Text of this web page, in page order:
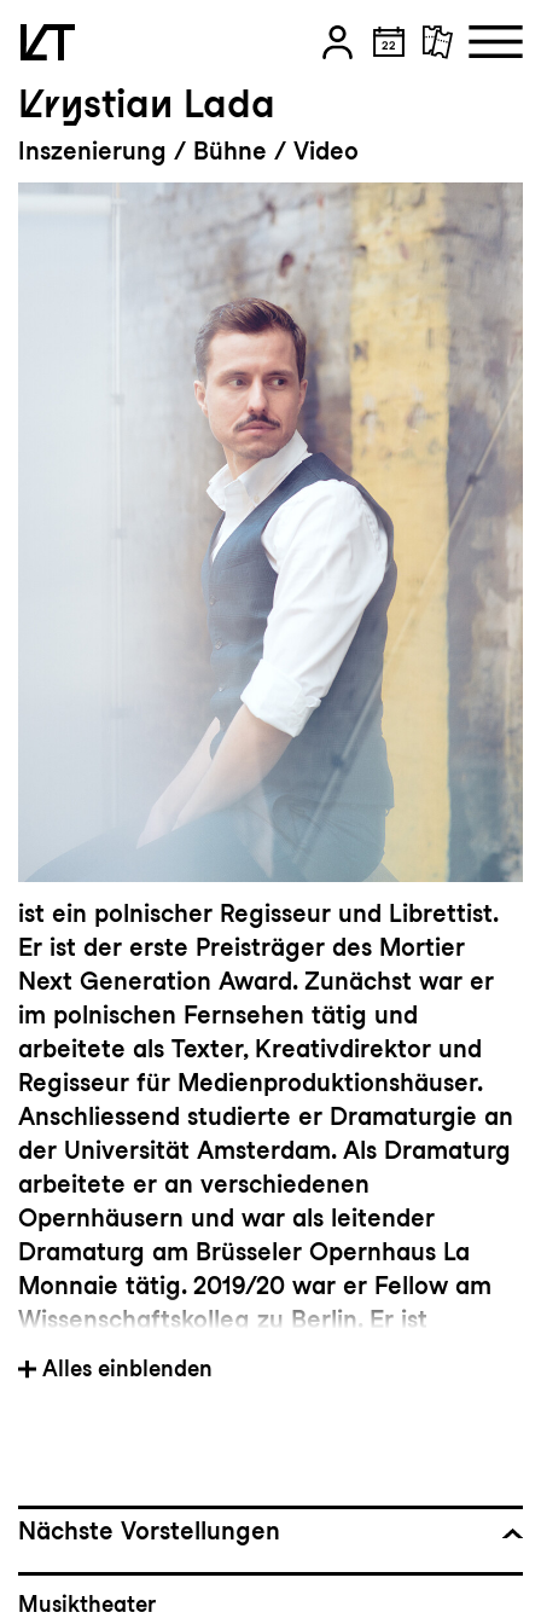
Zum Hauptinhalt springen
Zum Footer springen
Krystian Lada
Inszenierung / Bühne / Video
ist ein polnischer Regisseur und Librettist.
Er ist der erste Preisträger des Mortier
Next Generation Award. Zunächst war er
im polnischen Fernsehen tätig und
arbeitete als Texter, Kreativdirektor und
Regisseur für Medienproduktionshäuser.
Anschliessend studierte er Dramaturgie an
der Universität Amsterdam. Als Dramaturg
arbeitete er an verschiedenen
Opernhäusern und war als leitender
Dramaturg am Brüsseler Opernhaus La
Monnaie tätig. 2019/20 war er Fellow am
Wissenschaftskolleg zu Berlin. Er ist
Gründer und künstlerischer Leiter der
Gruppe The Airport Society, die mit ihren
Arbeiten mit The Airport Society gehören
with you
, die bei internationalen Festivals
Alles einblenden
Nächste Vorstellungen
Musiktheater